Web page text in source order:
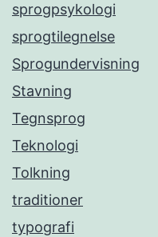
sprogpsykologi
sprogtilegnelse
Sprogundervisning
Stavning
Tegnsprog
Teknologi
Tolkning
traditioner
typografi